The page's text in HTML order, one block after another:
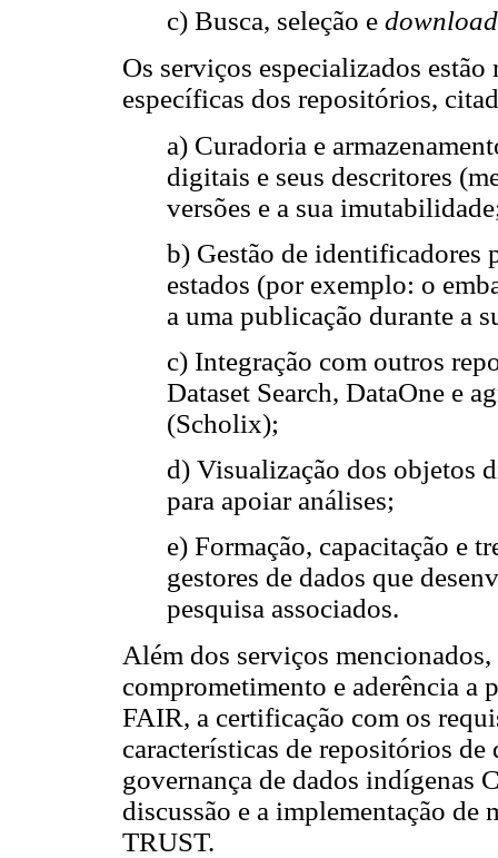
c) Busca, seleção e download
Os serviços especializados
específicas dos repositórios,
a) Curadoria e
digitais e seus descritores
versões e a sua
b) Gestão de identificadores
estados (por exemplo: o
a uma publicação durante a
c) Integração com outros
Dataset Search, DataOne e
(Scholix);
d) Visualização dos objetos
para apoiar análises;
e) Formação, capacitação e
gestores de dados que
pesquisa associados.
Além dos serviços
comprometimento e aderência a
FAIR, a certificação com os
características de repositórios
governança de dados indígenas
discussão e a implementação de
TRUST.